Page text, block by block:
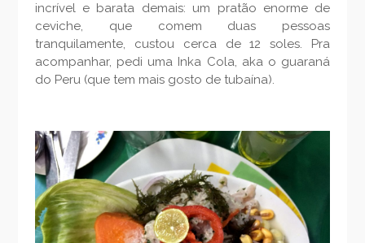
incrível e barata demais: um pratão enorme de
ceviche, que comem duas pessoas
tranquilamente, custou cerca de 12 soles. Pra
acompanhar, pedi uma Inka Cola, aka o guaraná
do Peru (que tem mais gosto de tubaína).